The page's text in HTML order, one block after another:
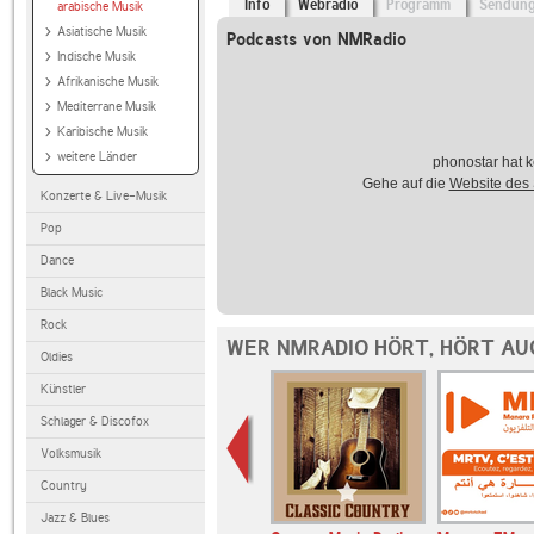
arabische Musik
Asiatische Musik
Indische Musik
Afrikanische Musik
Mediterrane Musik
Karibische Musik
weitere Länder
Konzerte & Live-Musik
Pop
Dance
Black Music
Rock
Oldies
Künstler
Schlager & Discofox
Volksmusik
Country
Jazz & Blues
Info Webradio Programm
Podcasts von NMRadio
phonostar hat
Gehe auf die Website des
WER NMRADIO HÖRT, HÖRT